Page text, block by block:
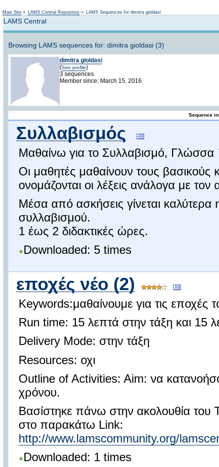
Main Site » LAMS Central Repository » LAMS Sequences for dimitra gioldasi
LAMS Central
Browsing LAMS sequences for: dimitra gioldasi (3)
dimitra gioldasi
(See profile)
3 sequences
Member since: March 15, 2016
Sequence
Συλλαβισμός
Μαθαίνω για το Συλλαβισμό, Γλώσσα
Οι μαθητές μαθαίνουν τους
ονομάζονται οι λέξεις ανάλογα με
Μέσα από ασκήσεις γίνεται
συλλαβισμού.
1 έως 2 διδακτικές ώρες.
Downloaded: 5 times
εποχές νέο (2)
Keywords:μαθαίνουμε για τις εποχές
Run time: 15 λεπτά στην τάξη και 15
Delivery Mode: στην τάξη
Resources: οχι
Outline of Activities: Aim: να
χρόνου.
Βασίστηκε πάνω στην ακολουθία
στο παρακάτω Link:
http://www.lamscommunity.org/
Downloaded: 1 times